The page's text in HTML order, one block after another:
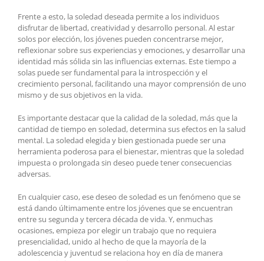
Frente a esto, la soledad deseada permite a los individuos
disfrutar de libertad, creatividad y desarrollo personal. Al estar
solos por elección, los jóvenes pueden concentrarse mejor,
reflexionar sobre sus experiencias y emociones, y desarrollar una
identidad más sólida sin las influencias externas. Este tiempo a
solas puede ser fundamental para la introspección y el
crecimiento personal, facilitando una mayor comprensión de uno
mismo y de sus objetivos en la vida.
Es importante destacar que la calidad de la soledad, más que la
cantidad de tiempo en soledad, determina sus efectos en la salud
mental. La soledad elegida y bien gestionada puede ser una
herramienta poderosa para el bienestar, mientras que la soledad
impuesta o prolongada sin deseo puede tener consecuencias
adversas.
En cualquier caso, ese deseo de soledad es un fenómeno que se
está dando últimamente entre los jóvenes que se encuentran
entre su segunda y tercera década de vida. Y, enmuchas
ocasiones, empieza por elegir un trabajo que no requiera
presencialidad, unido al hecho de que la mayoría de la
adolescencia y juventud se relaciona hoy en día de manera